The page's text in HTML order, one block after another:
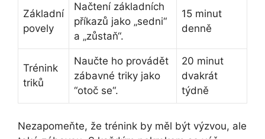
Základní⁤
povely
Načtení základních
příkazů jako „sedni“
a „zůstaň“.
15 minut
⁣denně
Trénink
⁤triků
Naučte⁤ ho provádět
zábavné triky jako
⁤“otoč se“.
20 minut
dvakrát
týdně
Nezapomeňte, že trénink by⁣ měl být výzvou, ale